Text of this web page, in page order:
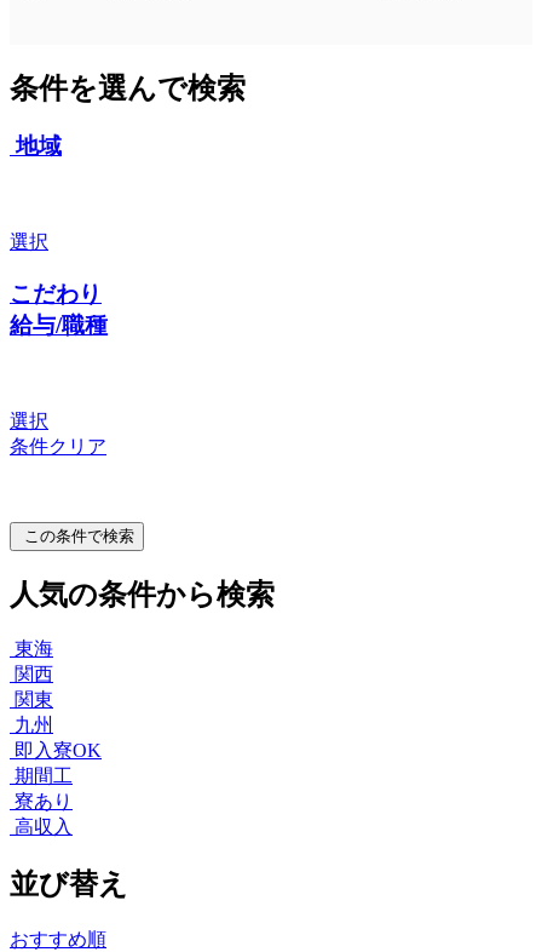
条件を選んで検索
地域
選択
こだわり
給与/職種
選択
条件クリア
この条件で検索
人気の条件から検索
東海
関西
関東
九州
即入寮OK
期間工
寮あり
高収入
並び替え
おすすめ順